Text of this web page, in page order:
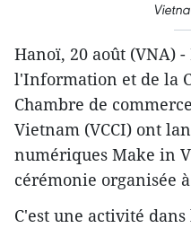
Hanoï, 20 août (VNA)
l'Information et de la
Chambre de
Vietnam (VCCI) ont
numériques Make in
cérémonie organisée
C'est une activité